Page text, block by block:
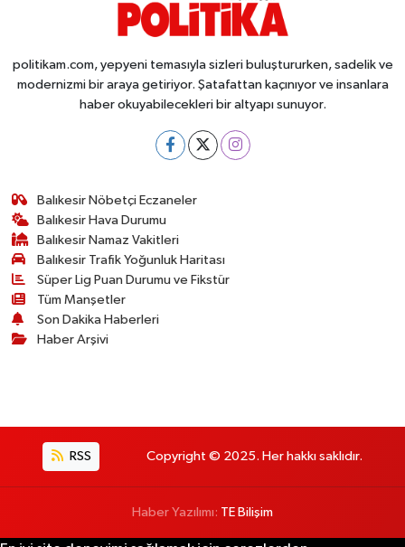
politikam.com, yepyeni temasıyla sizleri buluştururken, sadelik ve
modernizmi bir araya getiriyor. Şatafattan kaçınıyor ve insanlara
haber okuyabilecekleri bir altyapı sunuyor.
Balıkesir Nöbetçi Eczaneler
Balıkesir Hava Durumu
Balıkesir Namaz Vakitleri
Balıkesir Trafik Yoğunluk Haritası
Süper Lig Puan Durumu ve Fikstür
Tüm Manşetler
Son Dakika Haberleri
Haber Arşivi
RSS Copyright © 2025. Her hakkı saklıdır.
Haber Yazılımı: TE Bilişim